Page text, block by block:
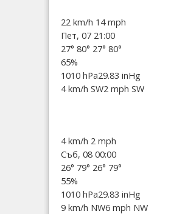
22 km/h 14 mph
Пет, 07 21:00
27° 80° 27° 80°
65%
1010 hPa29.83 inHg
4 km/h SW2 mph SW
4 km/h 2 mph
Съб, 08 00:00
26° 79° 26° 79°
55%
1010 hPa29.83 inHg
9 km/h NW6 mph NW